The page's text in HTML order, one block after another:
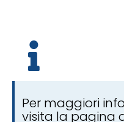
Per maggiori
visita la pagina